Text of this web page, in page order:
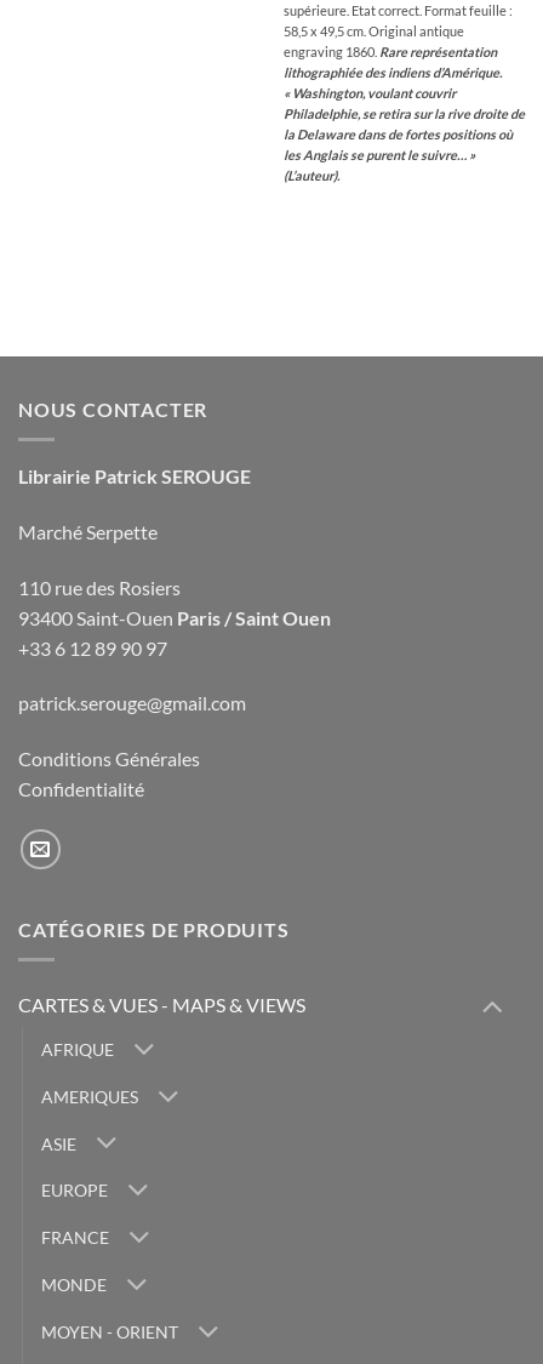
supérieure. Etat correct. Format feuille :
58,5 x 49,5 cm. Original antique
engraving 1860. Rare représentation
lithographiée des indiens d’Amérique.
« Washington, voulant couvrir
Philadelphie, se retira sur la rive droite de
la Delaware dans de fortes positions où
les Anglais se purent le suivre… »
(L’auteur).
NOUS CONTACTER
Librairie Patrick SEROUGE
Marché Serpette
110 rue des Rosiers
93400 Saint-Ouen Paris / Saint Ouen
+33 6 12 89 90 97
patrick.serouge@gmail.com
Conditions Générales
Confidentialité
CATÉGORIES DE PRODUITS
CARTES & VUES - MAPS & VIEWS
AFRIQUE
AMERIQUES
ASIE
EUROPE
FRANCE
MONDE
MOYEN - ORIENT